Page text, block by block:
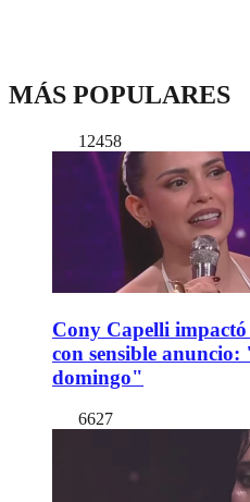
MÁS POPULARES
12458
Cony Capelli
con sensible anuncio:
domingo"
6627